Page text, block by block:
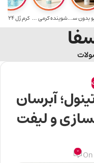
شامپو بدون سولف... شوینده کرمی صور...
آبرسان
و لیفت
0